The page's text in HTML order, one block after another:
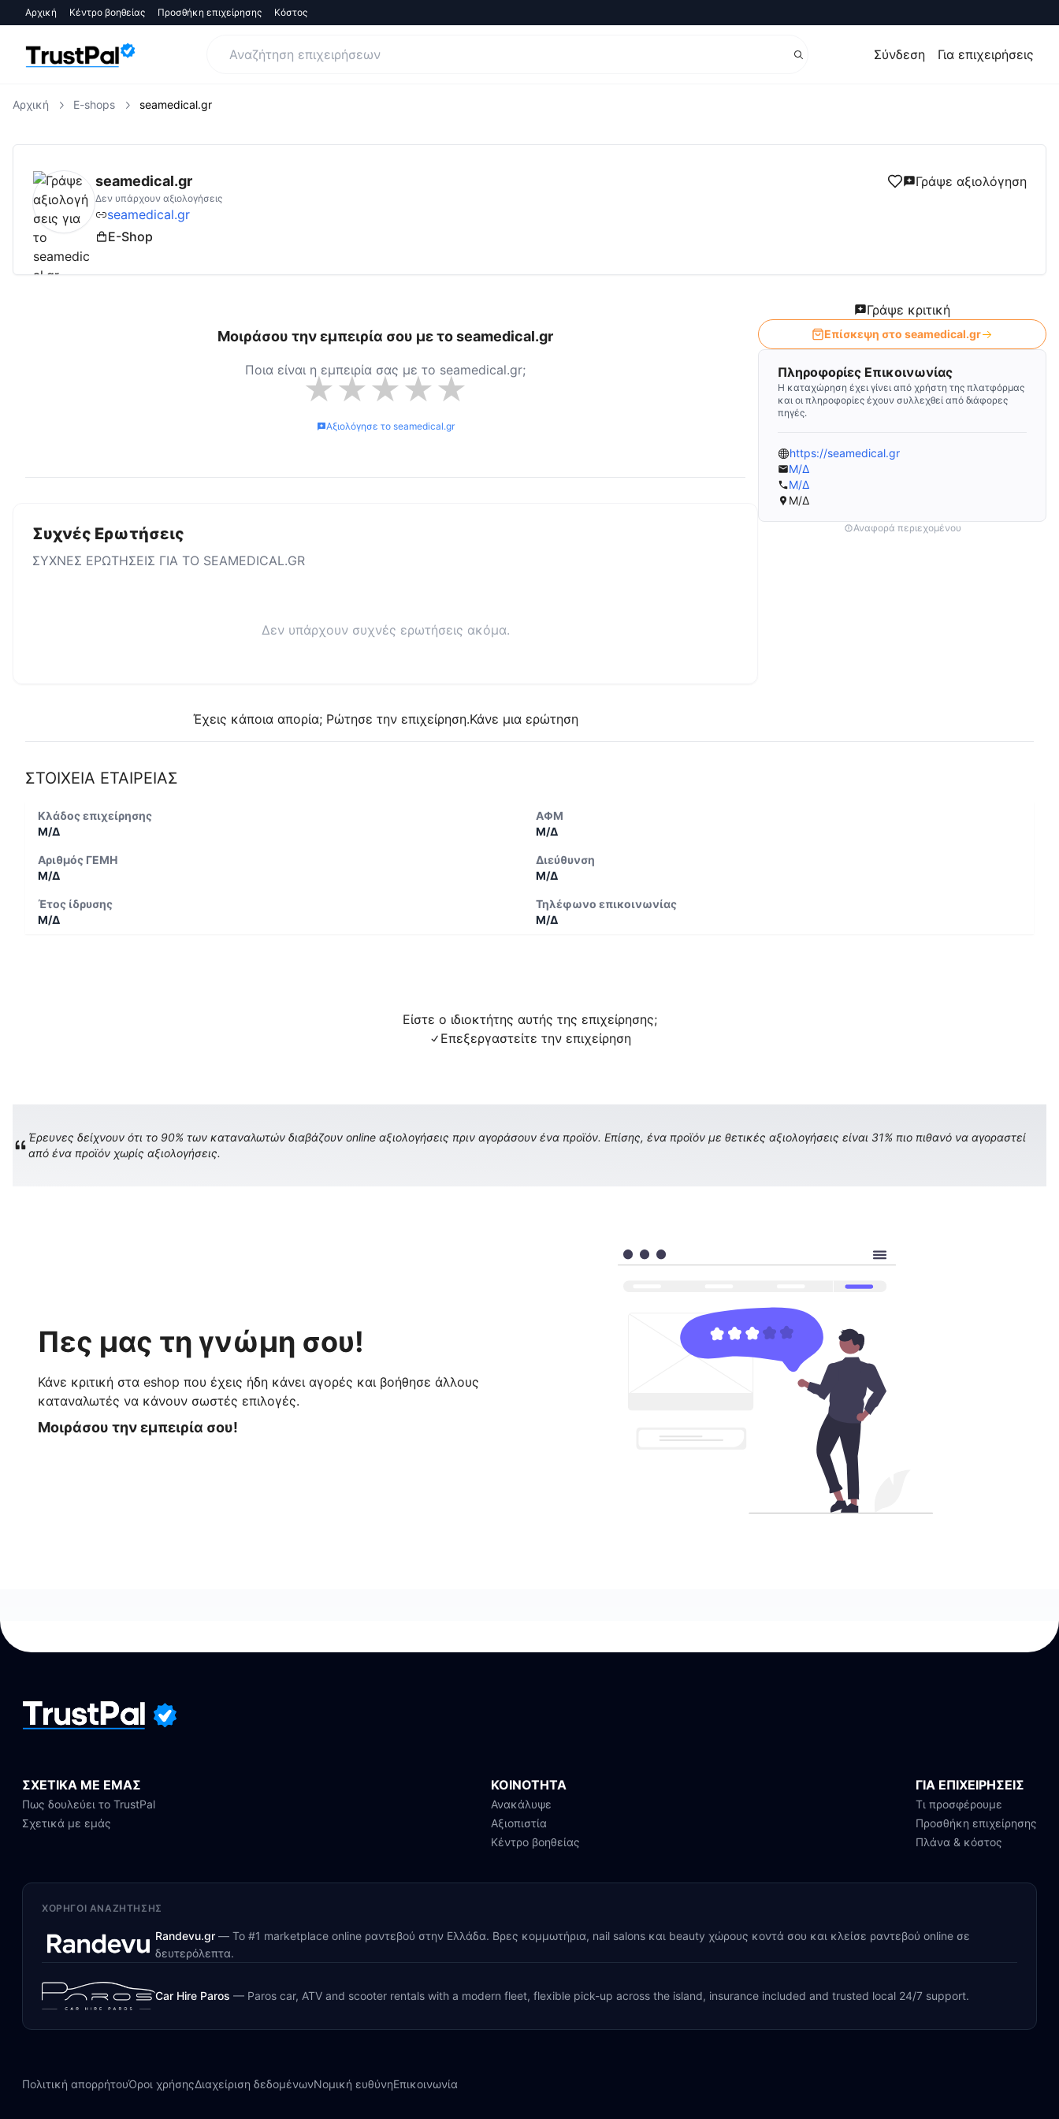
Αρχική Κέντρο βοηθείας Προσθήκη επιχείρησης Κόστος
Σύνδεση Για επιχειρήσεις
Αρχική E-shops seamedical.gr
seamedical.gr Αξιολογήσεις | Δες Αξιολογήσεις και Κριτικές για
seamedical.gr Γράψε αξιολόγηση
Δεν υπάρχουν αξιολογήσεις
seamedical.gr
E-Shop
Μοιράσου την εμπειρία σου με τοseamedical.gr
Ποια είναι η εμπειρία σας με το seamedical.gr;
★★★★★
Αξιολόγησε το seamedical.gr
Συχνές Ερωτήσεις
ΣΥΧΝΕΣ ΕΡΩΤΗΣΕΙΣ ΓΙΑ ΤΟ SEAMEDICAL.GR
Δεν υπάρχουν συχνές ερωτήσεις ακόμα.
Έχεις κάποια απορία; Ρώτησε την επιχείρηση.Κάνε μια ερώτηση
Γράψε κριτική
Επίσκεψη στο seamedical.gr
Πληροφορίες Επικοινωνίας
Η καταχώρηση έχει γίνει από χρήστη της πλατφόρμας
και οι πληροφορίες έχουν συλλεχθεί από διάφορες
πηγές.
https://seamedical.gr
Μ/Δ
Μ/Δ
Μ/Δ
Αναφορά περιεχομένου
ΣΤΟΙΧΕΙΑ ΕΤΑΙΡΕΙΑΣ
Κλάδος επιχείρησης
Μ/Δ
ΑΦΜ
Μ/Δ
Αριθμός ΓΕΜΗ
Μ/Δ
Διεύθυνση
Μ/Δ
Έτος ίδρυσης
Μ/Δ
Τηλέφωνο επικοινωνίας
Μ/Δ
Είστε ο ιδιοκτήτης αυτής της επιχείρησης;
Επεξεργαστείτε την επιχείρηση
Έρευνες δείχνουν ότι το 90% των καταναλωτών διαβάζουν online αξιολογήσεις πριν αγοράσουν ένα προϊόν. Επίσης, ένα προϊόν με θετικές αξιολογήσεις είναι 31% πιο πιθανό να αγοραστεί
από ένα προϊόν χωρίς αξιολογήσεις.
Πες μας τη γνώμη σου!
Κάνε κριτική στα eshop που έχεις ήδη κάνει αγορές και βοήθησε άλλους
καταναλωτές να κάνουν σωστές επιλογές.
Μοιράσου την εμπειρία σου!
ΣΧΕΤΙΚΑ ΜΕ ΕΜΑΣ
Πως δουλεύει το TrustPal
Σχετικά με εμάς
ΚΟΙΝΟΤΗΤΑ
Ανακάλυψε
Αξιοπιστία
Κέντρο βοηθείας
ΓΙΑ ΕΠΙΧΕΙΡΗΣΕΙΣ
Τι προσφέρουμε
Προσθήκη επιχείρησης
Πλάνα & κόστος
ΧΟΡΗΓΟΊ ΑΝΑΖΉΤΗΣΗΣ
Randevu.gr — Το #1 marketplace online ραντεβού στην Ελλάδα. Βρες κομμωτήρια, nail salons και beauty χώρους κοντά σου και κλείσε ραντεβού online σε
δευτερόλεπτα.
Car Hire Paros — Paros car, ATV and scooter rentals with a modern fleet, flexible pick-up across the island, insurance included and trusted local 24/7 support.
Πολιτική απορρήτουΌροι χρήσηςΔιαχείριση δεδομένωνΝομική ευθύνηΕπικοινωνία